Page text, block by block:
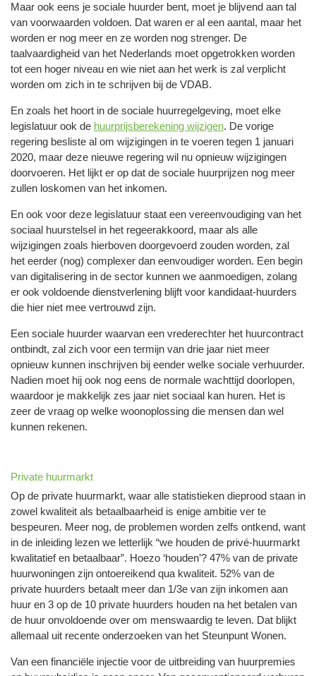
Maar ook eens je sociale huurder bent, moet je blijvend aan tal
van voorwaarden voldoen. Dat waren er al een aantal, maar het
worden er nog meer en ze worden nog strenger. De
taalvaardigheid van het Nederlands moet opgetrokken worden
tot een hoger niveau en wie niet aan het werk is zal verplicht
worden om zich in te schrijven bij de VDAB.
En zoals het hoort in de sociale huurregelgeving, moet elke
legislatuur ook de huurprijsberekening wijzigen. De vorige
regering besliste al om wijzigingen in te voeren tegen 1 januari
2020, maar deze nieuwe regering wil nu opnieuw wijzigingen
doorvoeren. Het lijkt er op dat de sociale huurprijzen nog meer
zullen loskomen van het inkomen.
En ook voor deze legislatuur staat een vereenvoudiging van het
sociaal huurstelsel in het regeerakkoord, maar als alle
wijzigingen zoals hierboven doorgevoerd zouden worden, zal
het eerder (nog) complexer dan eenvoudiger worden. Een begin
van digitalisering in de sector kunnen we aanmoedigen, zolang
er ook voldoende dienstverlening blijft voor kandidaat-huurders
die hier niet mee vertrouwd zijn.
Een sociale huurder waarvan een vrederechter het huurcontract
ontbindt, zal zich voor een termijn van drie jaar niet meer
opnieuw kunnen inschrijven bij eender welke sociale verhuurder.
Nadien moet hij ook nog eens de normale wachttijd doorlopen,
waardoor je makkelijk zes jaar niet sociaal kan huren. Het is
zeer de vraag op welke woonoplossing die mensen dan wel
kunnen rekenen.
Private huurmarkt
Op de private huurmarkt, waar alle statistieken dieprood staan in
zowel kwaliteit als betaalbaarheid is enige ambitie ver te
bespeuren. Meer nog, de problemen worden zelfs ontkend, want
in de inleiding lezen we letterlijk “we houden de privé-huurmarkt
kwalitatief en betaalbaar”. Hoezo ‘houden’? 47% van de private
huurwoningen zijn ontoereikend qua kwaliteit. 52% van de
private huurders betaalt meer dan 1/3e van zijn inkomen aan
huur en 3 op de 10 private huurders houden na het betalen van
de huur onvoldoende over om menswaardig te leven. Dat blijkt
allemaal uit recente onderzoeken van het Steunpunt Wonen.
Van een financiële injectie voor de uitbreiding van huurpremies